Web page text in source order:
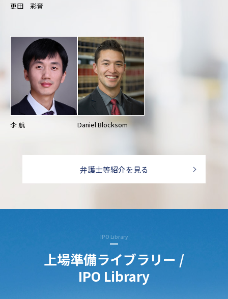
更田 彩音
李 航 Daniel Blocksom
弁護士等紹介を見る
IPO Library
上場準備ライブラリー /
IPO Library